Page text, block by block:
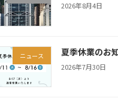
2026年8月4日
ニュース 夏季休業のお
2026年7月30日